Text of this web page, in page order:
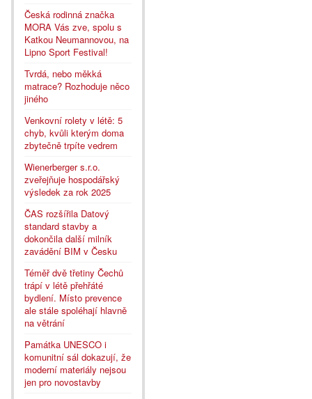
Česká rodinná značka
MORA Vás zve, spolu s
Katkou Neumannovou, na
Lipno Sport Festival!
Tvrdá, nebo měkká
matrace? Rozhoduje něco
jiného
Venkovní rolety v létě: 5
chyb, kvůli kterým doma
zbytečně trpíte vedrem
Wienerberger s.r.o.
zveřejňuje hospodářský
výsledek za rok 2025
ČAS rozšířila Datový
standard stavby a
dokončila další milník
zavádění BIM v Česku
Téměř dvě třetiny Čechů
trápí v létě přehřáté
bydlení. Místo prevence
ale stále spoléhají hlavně
na větrání
Památka UNESCO i
komunitní sál dokazují, že
moderní materiály nejsou
jen pro novostavby